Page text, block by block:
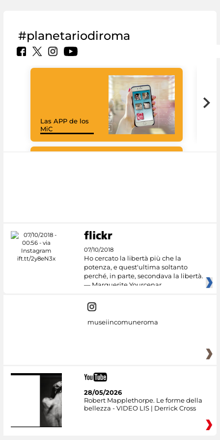
#planetariodiroma
Las APP de los
MiC
07/10/2018
Ho cercato la libertà più che la
potenza, e quest'ultima soltanto
perché, in parte, secondava la libertà.
— Marguerite Yourcenar
museiincomuneroma
28/05/2026
Robert Mapplethorpe. Le forme della
bellezza - VIDEO LIS | Derrick Cross